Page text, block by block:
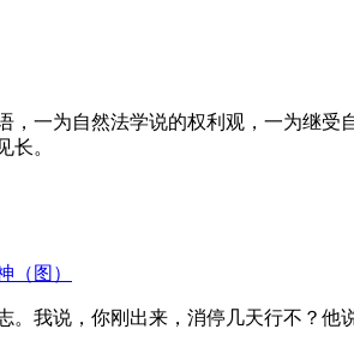
，一为自然法学说的权利观，一为继
长。
（图）
。我说，你刚出来，消停几天行不？